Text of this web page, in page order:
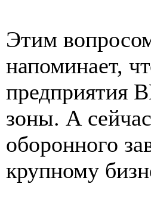
Этим
напоминает,
предприятия
зоны. А
оборонного
крупному